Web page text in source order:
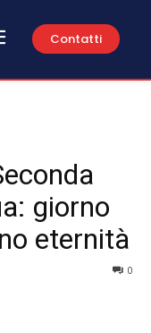
Contatti
giorno
eternità
0